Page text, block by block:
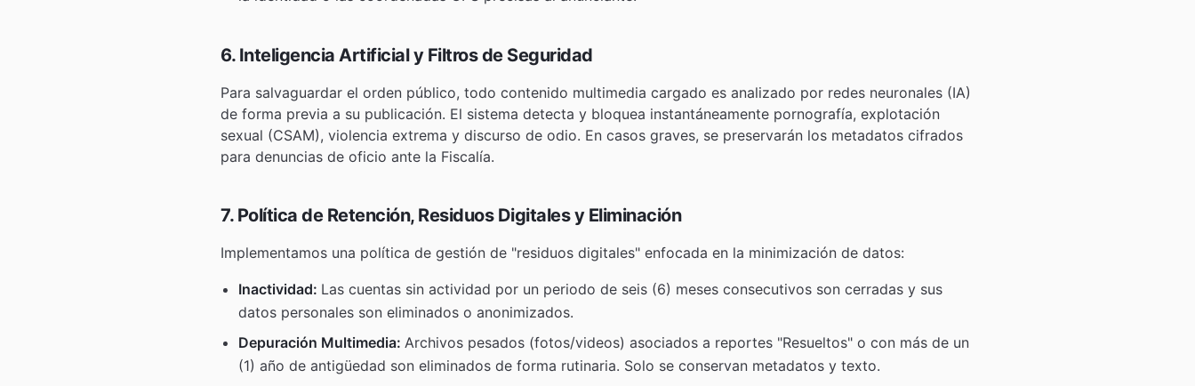
6. Inteligencia Artificial y Filtros de Seguridad
Para salvaguardar el orden público, todo contenido multimedia cargado es analizado por redes neuronales (IA)
de forma previa a su publicación. El sistema detecta y bloquea instantáneamente pornografía, explotación
sexual (CSAM), violencia extrema y discurso de odio. En casos graves, se preservarán los metadatos cifrados
para denuncias de oficio ante la Fiscalía.
7. Política de Retención, Residuos Digitales y Eliminación
Implementamos una política de gestión de "residuos digitales" enfocada en la minimización de datos:
Inactividad: Las cuentas sin actividad por un periodo de seis (6) meses consecutivos son cerradas y sus
datos personales son eliminados o anonimizados.
Depuración Multimedia: Archivos pesados (fotos/videos) asociados a reportes "Resueltos" o con más de un
(1) año de antigüedad son eliminados de forma rutinaria. Solo se conservan metadatos y texto.